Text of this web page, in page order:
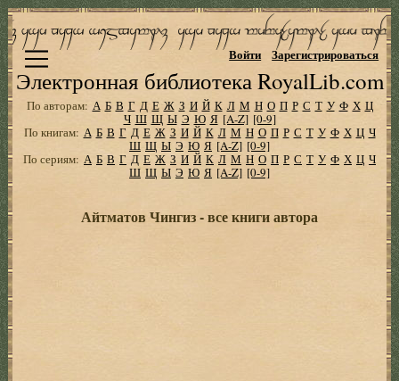
Электронная библиотека RoyalLib.com
Войти Зарегистрироваться
По авторам: А Б В Г Д Е Ж З И Й К Л М Н О П Р С Т У Ф Х Ц
Ч Ш Щ Ы Э Ю Я [A-Z] [0-9]
По книгам: А Б В Г Д Е Ж З И Й К Л М Н О П Р С Т У Ф Х Ц Ч
Ш Щ Ы Э Ю Я [A-Z] [0-9]
По сериям: А Б В Г Д Е Ж З И Й К Л М Н О П Р С Т У Ф Х Ц Ч
Ш Щ Ы Э Ю Я [A-Z] [0-9]
Айтматов Чингиз - все книги автора